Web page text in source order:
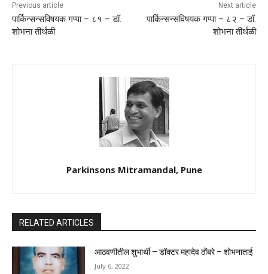
Previous article
पार्किन्सन्सविषयक गप्पा – ८१ – डॉ.
शोभना तीर्थळी
Next article
पार्किन्सन्सविषयक गप्पा – ८२ – डॉ.
शोभना तीर्थळी
Parkinsons Mitramandal, Pune
RELATED ARTICLES
आठवणीतील शुभार्थी – डॉक्टर महादेव ठोंबरे – शोभनाताई
July 6, 2022